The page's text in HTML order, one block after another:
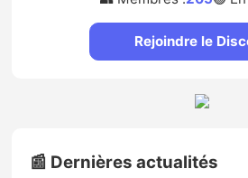
Rejoindre le
📰 Dernières actualités